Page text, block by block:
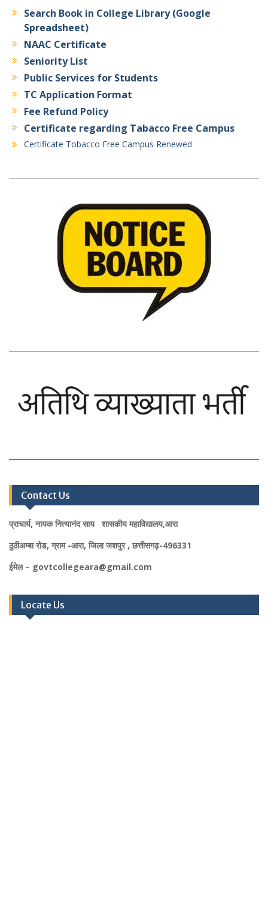
Search Book in College Library (Google
Spreadsheet)
NAAC Certificate
Seniority List
Public Services for Students
TC Application Format
Fee Refund Policy
Certificate regarding Tabacco Free Campus
Certificate Tobacco Free Campus Renewed
Contact Us
प्राचार्य, नायक नित्यानंद साय शासकीय महाविद्यालय,आरा
ठुठीअम्बा रोड, ग्राम -आरा, जिला जशपुर , छत्तीसगढ़-496331
ईमेल – govtcollegeara@gmail.com
Locate Us